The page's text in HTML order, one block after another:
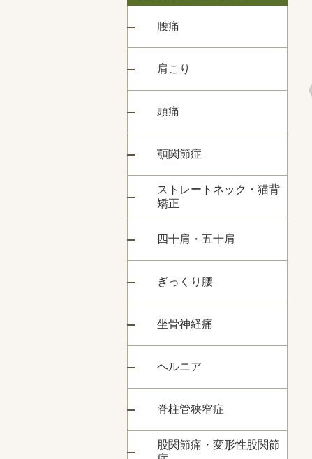
腰痛
肩こり
頭痛
顎関節症
ストレートネック・猫背
矯正
四十肩・五十肩
ぎっくり腰
坐骨神経痛
ヘルニア
脊柱管狭窄症
股関節痛・変形性股関節